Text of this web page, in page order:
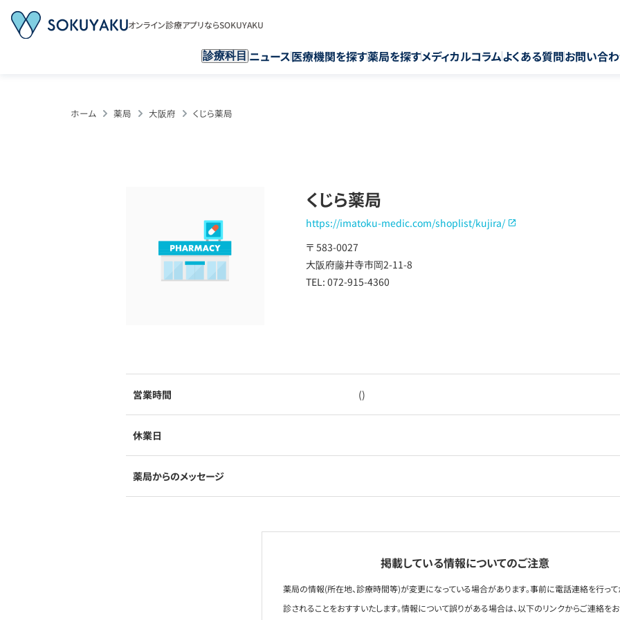
オンライン診療アプリならSOKUYAKU
診療科目 ニュース医療機関を探す薬局を探すメディカルコラムよくある質問お問い合
ホーム 薬局 大阪府 くじら薬局
くじら薬局
https://imatoku-medic.com/shoplist/kujira/
〒 583-0027
大阪府藤井寺市岡2-11-8
TEL: 072-915-4360
営業時間 ()
休業日
薬局からのメッセージ
掲載している情報についてのご注意
薬局の情報(所在地、診療時間等)が変更になっている場合があります。事前に電話連絡を行っ
診されることをおすすいたします。情報について誤りがある場合は、以下のリンクからご連絡を